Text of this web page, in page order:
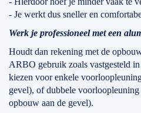
- Je werkt dus sneller en
Werk je professioneel met een
Houdt dan rekening met de
ARBO gebruik zoals vastgesteld
kiezen voor enkele
gevel), of dubbele
opbouw aan de gevel).